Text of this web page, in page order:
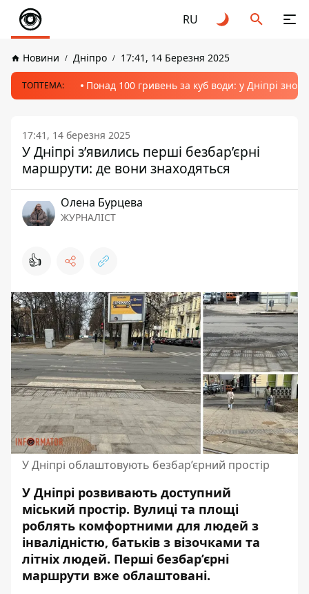
RU
Новини Дніпро 17:41, 14 Березня 2025
ТОПТЕМА: Понад 100 гривень за куб води: у Дніпрі
17:41, 14 березня 2025
У Дніпрі з’явились перші безбар’єрні
маршрути: де вони знаходяться
Олена Бурцева
ЖУРНАЛІСТ
👍
У Дніпрі облаштовують безбар’єрний простір
У Дніпрі розвивають доступний
міський простір. Вулиці та площі
роблять комфортними для людей з
інвалідністю, батьків з візочками та
літніх людей. Перші безбар’єрні
маршрути вже облаштовані.